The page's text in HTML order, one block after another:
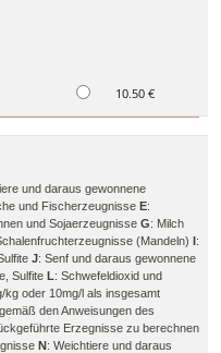
10.50 €
und daraus gewonnene
und Fischerzeugnisse E:
und Sojaerzeugnisse G: Milch
(Mandeln) I:
J: Senf und daraus gewonnene
Sulfite L: Schwefeldioxid und
kg oder 10mg/l als insgesamt
den Anweisungen des
Erzegnisse zu berechnen
N: Weichtiere und daraus